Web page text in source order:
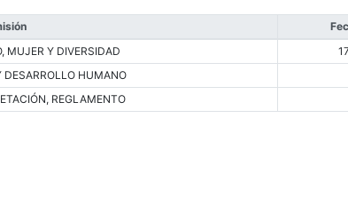
MUJER Y DIVERSIDAD
HUMANO
REGLAMENTO